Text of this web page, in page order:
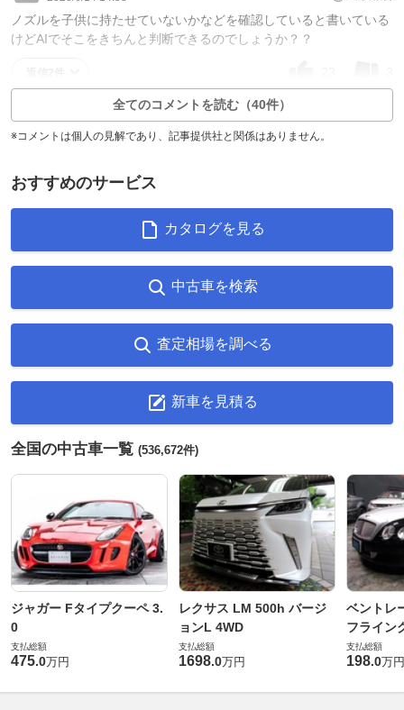
ノズルを子供に持たせていないかなどを確認していると書いている
けどAIでそこをきちんと判断できるのでしょうか？？
全てのコメントを読む（40件）
※コメントは個人の見解であり、記事提供社と関係はありません。
おすすめのサービス
カタログを見る
中古車を検索
査定相場を調べる
新車を見積る
全国の中古車一覧 (536,672件)
ジャガー Fタイプクーペ 3.
0
支払総額
475.0万円
レクサス LM 500h バージ
ョンL 4WD
支払総額
1698.0万円
ベントレ
フライン
支払総額
198.0万円